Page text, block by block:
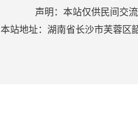
声明：本站仅供民间交
本站地址：湖南省长沙市芙蓉区